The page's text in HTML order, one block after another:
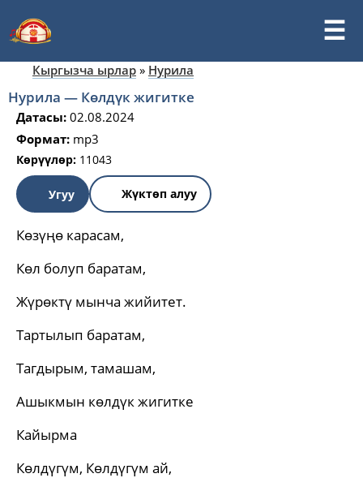
Кыргызча ырлар » Нурила
Нурила — Көлдүк жигитке
Датасы: 02.08.2024
Формат: mp3
Көрүүлөр: 11043
Угуу Жүктөп алуу
Көзүңө карасам,
Көл болуп баратам,
Жүрөктү мынча жийитет.
Тартылып баратам,
Тагдырым, тамашам,
Ашыкмын көлдүк жигитке
Кайырма
Көлдүгүм, Көлдүгүм ай,